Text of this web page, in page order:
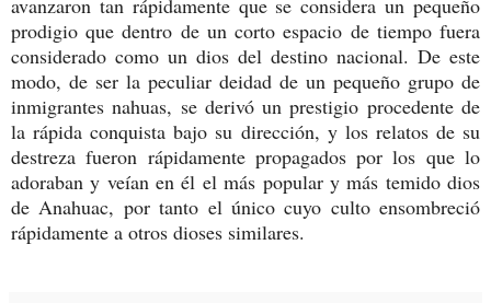
prodigio que dentro de un corto espacio de tiempo fuera
considerado como un dios del destino nacional. De este
modo, de ser la peculiar deidad de un pequeño grupo de
inmigrantes nahuas, se derivó un prestigio procedente de
la rápida conquista bajo su dirección, y los relatos de su
destreza fueron rápidamente propagados por los que lo
adoraban y veían en él el más popular y más temido dios
de Anahuac, por tanto el único cuyo culto ensombreció
rápidamente a otros dioses similares.